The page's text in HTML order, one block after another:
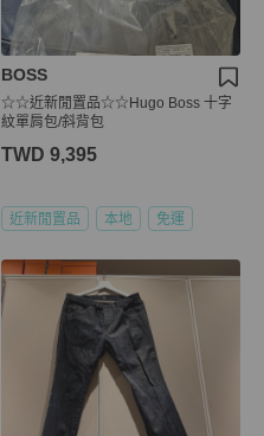
BOSS
☆☆近新閒置品☆☆Hugo Boss 十字
紋單肩包/斜背包
TWD 9,395
近新閒置品 本地 免運